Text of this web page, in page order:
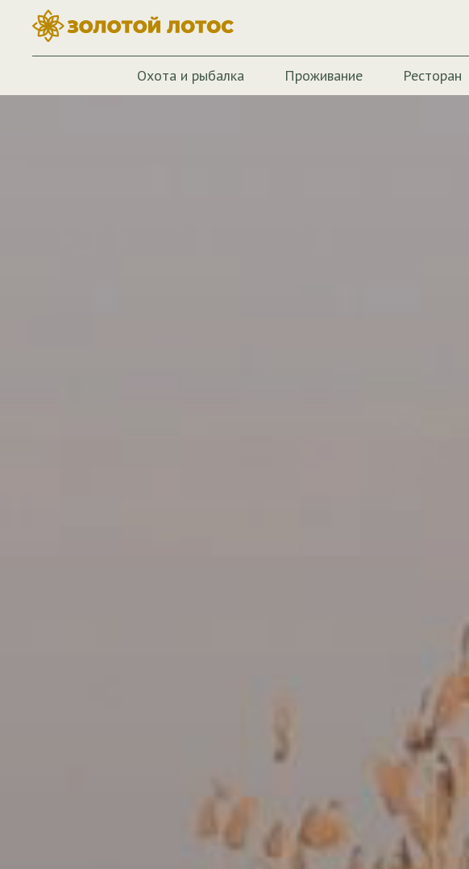
Охота и рыбалка Проживание Ресторан